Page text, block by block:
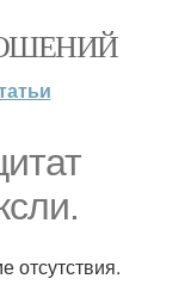
отсутствия.